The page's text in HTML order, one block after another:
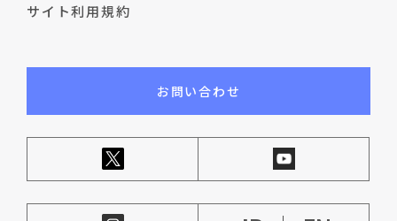
サイト利用規約
お問い合わせ